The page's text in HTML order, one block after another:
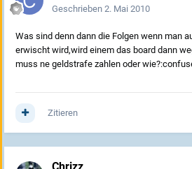
Geschrieben 2. Mai 2010
Was sind denn dann die Folgen wenn man
erwischt wird,wird einem das board dann
muss ne geldstrafe zahlen oder
Zitieren